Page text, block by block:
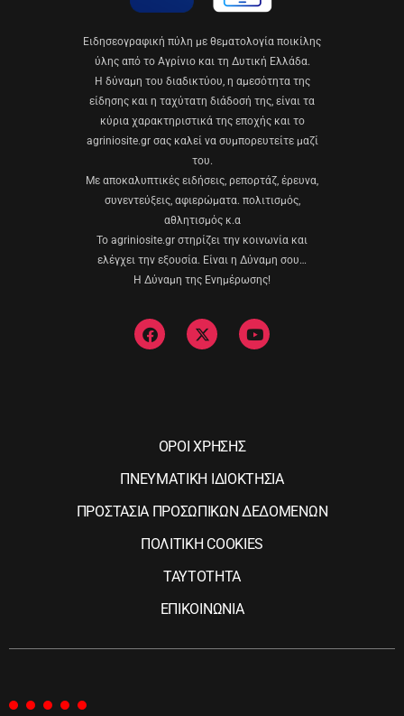
Eιδησεογραφική πύλη με θεματολογία ποικίλης
ύλης από το Αγρίνιο και τη Δυτική Ελλάδα.
Η δύναμη του διαδικτύου, η αμεσότητα της
είδησης και η ταχύτατη διάδοσή της, είναι τα
κύρια χαρακτηριστικά της εποχής και το
agriniosite.gr σας καλεί να συμπορευτείτε μαζί
του.
Με αποκαλυπτικές ειδήσεις, ρεπορτάζ, έρευνα,
συνεντεύξεις, αφιερώματα. πολιτισμός,
αθλητισμός κ.α
Το agriniosite.gr στηρίζει την κοινωνία και
ελέγχει την εξουσία. Είναι η Δύναμη σου…
Η Δύναμη της Ενημέρωσης!
ΟΡΟΙ ΧΡΗΣΗΣ
ΠΝΕΥΜΑΤΙΚΗ ΙΔΙΟΚΤΗΣΙΑ
ΠΡΟΣΤΑΣΙΑ ΠΡΟΣΩΠΙΚΩΝ ΔΕΔΟΜΕΝΩΝ
ΠΟΛΙΤΙΚΗ COOKIES
ΤΑΥΤΟΤΗΤΑ
ΕΠΙΚΟΙΝΩΝΙΑ